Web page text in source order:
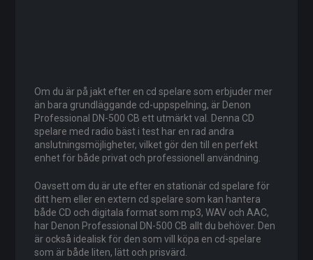
Om du är på jakt efter en cd spelare som erbjuder mer
än bara grundläggande cd-uppspelning, är Denon
Professional DN-500 CB ett utmärkt val. Denna CD
spelare med radio bäst i test har en rad andra
anslutningsmöjligheter, vilket gör den till en perfekt
enhet för både privat och professionell användning.
Oavsett om du är ute efter en stationär cd spelare för
ditt hem eller en extern cd spelare som kan hantera
både CD och digitala format som mp3, WAV och AAC,
har Denon Professional DN-500 CB allt du behöver. Den
är också idealisk för den som vill köpa en cd-spelare
som är både liten, lätt och prisvärd.